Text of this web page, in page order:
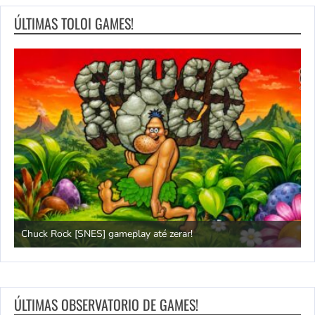
ÚLTIMAS TOLOI GAMES!
Chuck Rock [SNES] gameplay até zerar!
ÚLTIMAS OBSERVATORIO DE GAMES!